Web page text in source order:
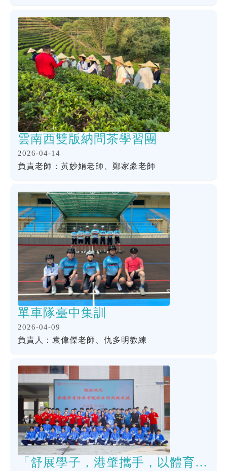
雲南西雙版納問茶學習團
2026-04-14
負責老師：黃妙娟老師、鄭家豪老師
單車隊臺中集訓
2026-04-09
負責人：袁偉傑老師、仇多明教練
「舒展學子，港肇攜手，以體育心共成長」肇慶姊妹學校體育交流團